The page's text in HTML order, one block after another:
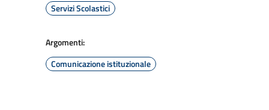
Servizi Scolastici
Argomenti:
Comunicazione istituzionale